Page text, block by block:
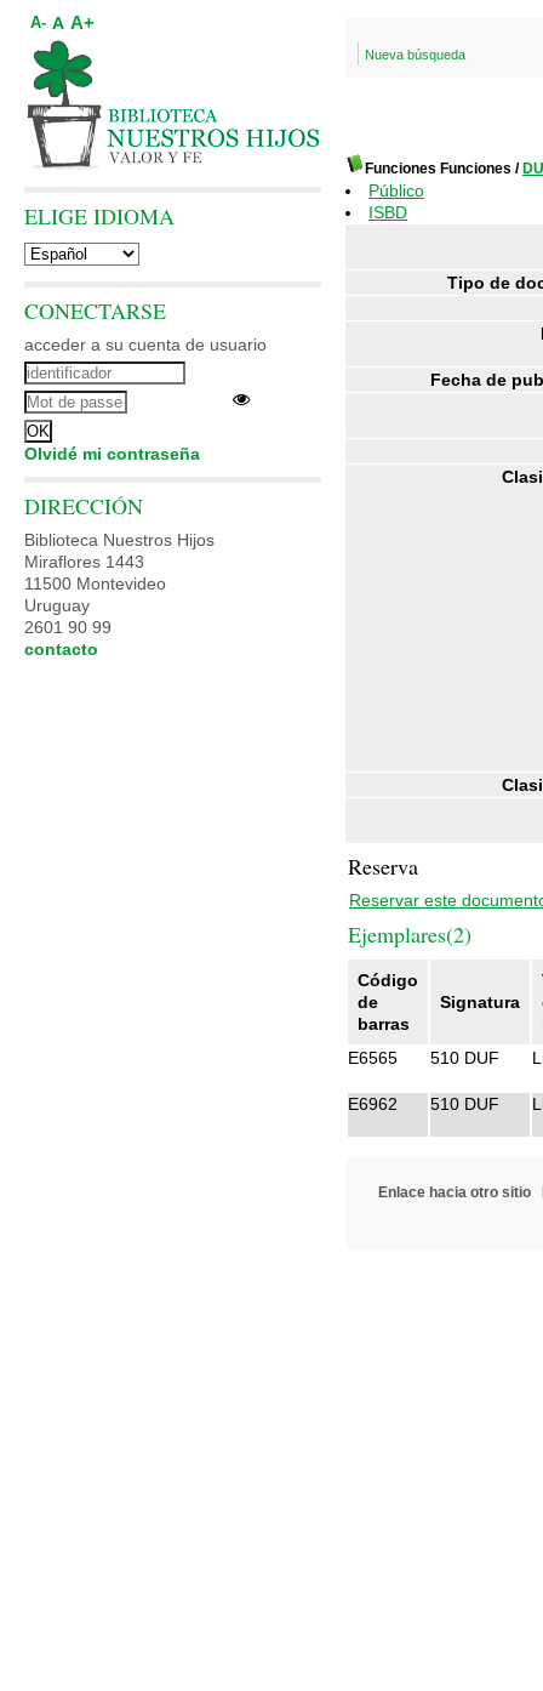
Nueva búsqueda
Funciones Funciones /
Público
ISBD
Tipo de
Fecha de
Reserva
Reservar este
Ejemplares(2)
Código
de
barras
Signatura
E6565
510 DUF
E6962 510 DUF
Enlace hacia otro sitio
A- A A+
ELIGE IDIOMA
CONECTARSE
acceder a su cuenta de usuario
Olvidé mi contraseña
DIRECCIÓN
Biblioteca Nuestros Hijos
Miraflores 1443
11500 Montevideo
Uruguay
2601 90 99
contacto